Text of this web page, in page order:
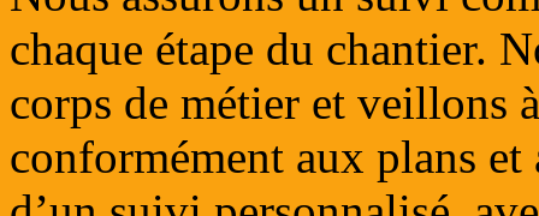
chaque étape du chantier.
corps de métier et veillons
conformément aux plans